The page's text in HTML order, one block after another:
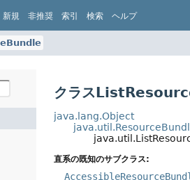
新規 非推奨 索引 検索 ヘルプ
クラス
java.lang.Object
直系の既知のサブクラス: